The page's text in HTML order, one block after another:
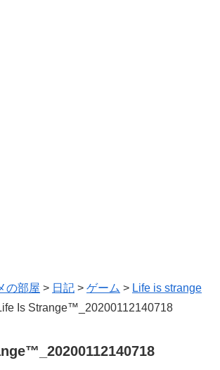
の部屋 > 日記 > ゲーム > Life is strange
Is Strange™_20200112140718